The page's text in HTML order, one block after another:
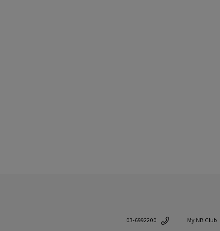
My NB Club
03-6992200